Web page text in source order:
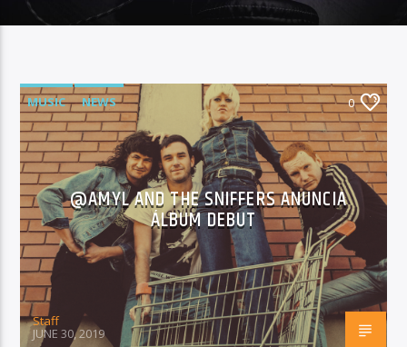
CURRENT TRACK
TITLE
ARTIST
RadioAlternativo Live
MUSIC NEWS 0
@AMYL AND THE SNIFFERS ANUNCIA
ÁLBUM DEBUT
Staff
JUNE 30, 2019